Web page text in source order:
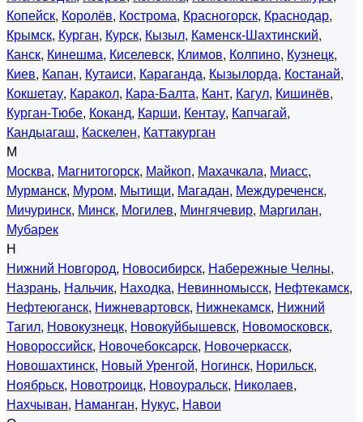
Копейск, Королёв, Кострома, Красногорск, Краснодар,
Крымск, Курган, Курск, Кызыл, Каменск-Шахтинский,
Канск, Кинешма, Киселевск, Климов, Колпино, Кузнецк,
Киев, Капан, Кутаиси, Караганда, Кызылорда, Костанай,
Кокшетау, Каракол, Кара-Балта, Кант, Кагул, Кишинёв,
Курган-Тюбе, Коканд, Карши, Кентау, Капчагай,
Кандыагаш, Каскелен, Каттакурган
М
Москва, Магнитогорск, Майкоп, Махачкала, Миасс,
Мурманск, Муром, Мытищи, Магадан, Междуреченск,
Мичуринск, Минск, Могилев, Мингячевир, Маргилан,
Мубарек
Н
Нижний Новгород, Новосибирск, Набережные Челны,
Назрань, Нальчик, Находка, Невинномысск, Нефтекамск,
Нефтеюганск, Нижневартовск, Нижнекамск, Нижний
Тагил, Новокузнецк, Новокуйбышевск, Новомосковск,
Новороссийск, Новочебоксарск, Новочеркасск,
Новошахтинск, Новый Уренгой, Ногинск, Норильск,
Ноябрьск, Новотроицк, Новоуральск, Николаев,
Нахчыван, Наманган, Нукус, Навои